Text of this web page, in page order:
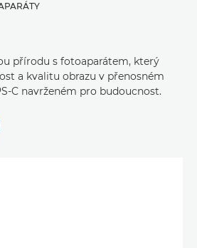
přírodu s fotoaparátem, který
a kvalitu obrazu v přenosném
C navrženém pro budoucnost.